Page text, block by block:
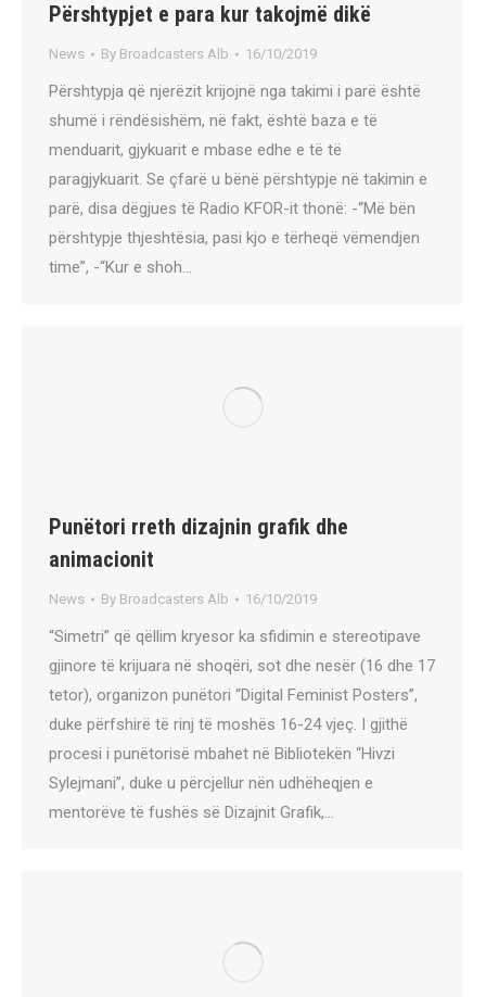
Përshtypjet e para kur takojmë dikë
News By Broadcasters Alb 16/10/2019
Përshtypja që njerëzit krijojnë nga takimi i parë është
shumë i rëndësishëm, në fakt, është baza e të
menduarit, gjykuarit e mbase edhe e të të
paragjykuarit. Se çfarë u bënë përshtypje në takimin e
parë, disa dëgjues të Radio KFOR-it thonë: -“Më bën
përshtypje thjeshtësia, pasi kjo e tërheqë vëmendjen
time”, -“Kur e shoh…
Punëtori rreth dizajnin grafik dhe
animacionit
News By Broadcasters Alb 16/10/2019
“Simetri” që qëllim kryesor ka sfidimin e stereotipave
gjinore të krijuara në shoqëri, sot dhe nesër (16 dhe 17
tetor), organizon punëtori “Digital Feminist Posters”,
duke përfshirë të rinj të moshës 16-24 vjeç. I gjithë
procesi i punëtorisë mbahet në Bibliotekën “Hivzi
Sylejmani”, duke u përcjellur nën udhëheqjen e
mentorëve të fushës së Dizajnit Grafik,…